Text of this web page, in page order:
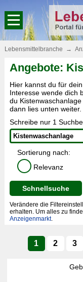
Lebensmittelbranche →
Angebote:
Hier kannst du für
Interesse wende dich
du
dann lies unten weiter.
Schreibe nur 1
Sortierung nach:
Relevanz
Schnellsuche
Verändere die
erhalten. Um alles zu
Anzeigenmarkt.
1 2 3